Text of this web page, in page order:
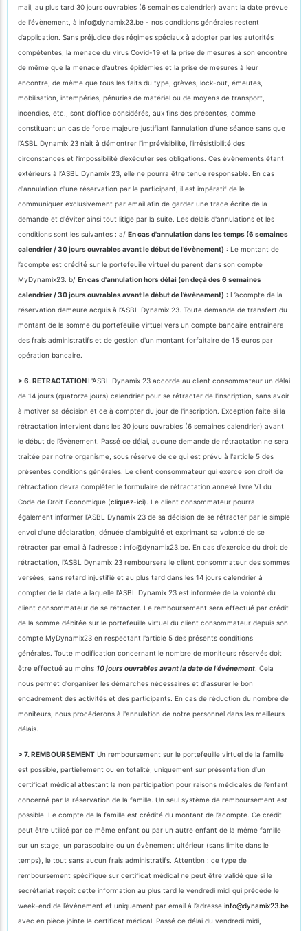
mail, au plus tard 30 jours ouvrables (6 semaines calendrier) avant la date prévue
de l'évènement, à info@dynamix23.be - nos conditions générales restent
d’application. Sans préjudice des régimes spéciaux à adopter par les autorités
compétentes, la menace du virus Covid-19 et la prise de mesures à son encontre
de même que la menace d’autres épidémies et la prise de mesures à leur
encontre, de même que tous les faits du type, grèves, lock-out, émeutes,
mobilisation, intempéries, pénuries de matériel ou de moyens de transport,
incendies, etc., sont d’office considérés, aux fins des présentes, comme
constituant un cas de force majeure justifiant l’annulation d’une séance sans que
l’ASBL Dynamix 23 n’ait à démontrer l’imprévisibilité, l’irrésistibilité des
circonstances et l’impossibilité d’exécuter ses obligations. Ces évènements étant
extérieurs à l’ASBL Dynamix 23, elle ne pourra être tenue responsable. En cas
d'annulation d'une réservation par le participant, il est impératif de le
communiquer exclusivement par email afin de garder une trace écrite de la
demande et d'éviter ainsi tout litige par la suite. Les délais d'annulations et les
conditions sont les suivantes : a/ En cas d'annulation dans les temps (6 semaines
calendrier / 30 jours ouvrables avant le début de l’évènement) : Le montant de
l’acompte est crédité sur le portefeuille virtuel du parent dans son compte
MyDynamix23. b/ En cas d'annulation hors délai (en deçà des 6 semaines
calendrier / 30 jours ouvrables avant le début de l’évènement) : L’acompte de la
réservation demeure acquis à l’ASBL Dynamix 23. Toute demande de transfert du
montant de la somme du portefeuille virtuel vers un compte bancaire entrainera
des frais administratifs et de gestion d'un montant forfaitaire de 15 euros par
opération bancaire.
> 6. RETRACTATIONL'ASBL Dynamix 23 accorde au client consommateur un délai
de 14 jours (quatorze jours) calendrier pour se rétracter de l'inscription, sans avoir
à motiver sa décision et ce à compter du jour de l'inscription. Exception faite si la
rétractation intervient dans les 30 jours ouvrables (6 semaines calendrier) avant
le début de l’évènement. Passé ce délai, aucune demande de rétractation ne sera
traitée par notre organisme, sous réserve de ce qui est prévu à l'article 5 des
présentes conditions générales. Le client consommateur qui exerce son droit de
rétractation devra compléter le formulaire de rétractation annexé livre VI du
Code de Droit Economique (cliquez-ici). Le client consommateur pourra
également informer l’ASBL Dynamix 23 de sa décision de se rétracter par le simple
envoi d'une déclaration, dénuée d'ambiguïté et exprimant sa volonté de se
rétracter par email à l'adresse : info@dynamix23.be. En cas d'exercice du droit de
rétractation, l'ASBL Dynamix 23 remboursera le client consommateur des sommes
versées, sans retard injustifié et au plus tard dans les 14 jours calendrier à
compter de la date à laquelle l'ASBL Dynamix 23 est informée de la volonté du
client consommateur de se rétracter. Le remboursement sera effectué par crédit
de la somme débitée sur le portefeuille virtuel du client consommateur depuis son
compte MyDynamix23 en respectant l'article 5 des présents conditions
générales. Toute modification concernant le nombre de moniteurs réservés doit
être effectué au moins 10 jours ouvrables avant la date de l'événement . Cela
nous permet d'organiser les démarches nécessaires et d'assurer le bon
encadrement des activités et des participants. En cas de réduction du nombre de
moniteurs, nous procéderons à l'annulation de notre personnel dans les meilleurs
délais.
> 7. REMBOURSEMENT Un remboursement sur le portefeuille virtuel de la famille
est possible, partiellement ou en totalité, uniquement sur présentation d’un
certificat médical attestant la non participation pour raisons médicales de l’enfant
concerné par la réservation de la famille. Un seul système de remboursement est
possible. Le compte de la famille est crédité du montant de l’acompte. Ce crédit
peut être utilisé par ce même enfant ou par un autre enfant de la même famille
sur un stage, un parascolaire ou un évènement ultérieur (sans limite dans le
temps), le tout sans aucun frais administratifs. Attention : ce type de
remboursement spécifique sur certificat médical ne peut être validé que si le
secrétariat reçoit cette information au plus tard le vendredi midi qui précède le
week-end de l’évènement et uniquement par email à l’adresse info@dynamix23.be
avec en pièce jointe le certificat médical. Passé ce délai du vendredi midi,